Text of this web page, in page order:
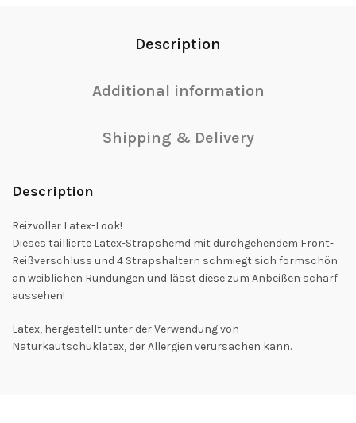
Description
Additional information
Shipping & Delivery
Description
Reizvoller Latex-Look!
Dieses taillierte Latex-Strapshemd mit durchgehendem Front-
Reißverschluss und 4 Strapshaltern schmiegt sich formschön
an weiblichen Rundungen und lässt diese zum Anbeißen scharf
aussehen!
Latex, hergestellt unter der Verwendung von
Naturkautschuklatex, der Allergien verursachen kann.